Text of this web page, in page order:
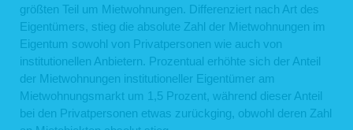
größten Teil um Mietwohnungen. Differenziert nach Art des
Eigentümers, stieg die absolute Zahl der Mietwohnungen im
Eigentum sowohl von Privatpersonen wie auch von
institutionellen Anbietern. Prozentual erhöhte sich der Anteil
der Mietwohnungen institutioneller Eigentümer am
Mietwohnungsmarkt um 1,5 Prozent, während dieser Anteil
bei den Privatpersonen etwas zurückging, obwohl deren Zahl